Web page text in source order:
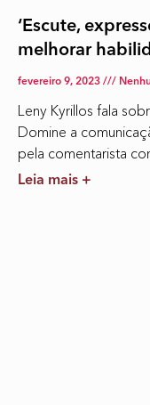
‘Escute,
melhorar
fevereiro 9, 2023
Leny Kyrillos fala
Domine a
pela comentarista
Leia mais +